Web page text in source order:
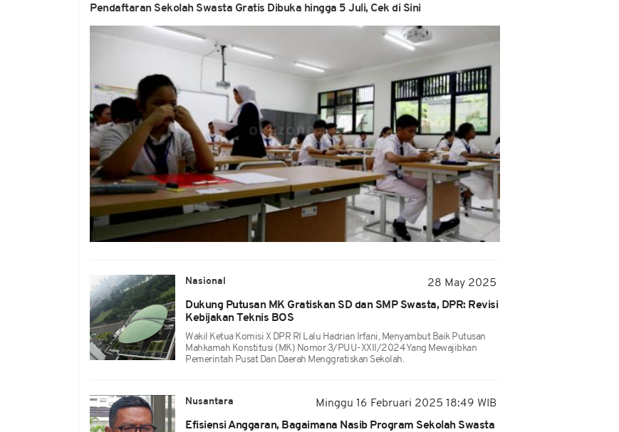
Pendaftaran Sekolah Swasta Gratis Dibuka hingga 5 Juli, Cek di Sini
Nasional
28 May 2025
Dukung Putusan MK Gratiskan SD dan SMP Swasta, DPR: Revisi
Kebijakan Teknis BOS
Wakil Ketua Komisi X DPR RI Lalu Hadrian Irfani, Menyambut Baik Putusan
Mahkamah Konstitusi (MK) Nomor 3/PUU-XXII/2024 Yang Mewajibkan
Pemerintah Pusat Dan Daerah Menggratiskan Sekolah.
Nusantara
Minggu 16 Februari 2025 18:49 WIB
Efisiensi Anggaran, Bagaimana Nasib Program Sekolah Swasta